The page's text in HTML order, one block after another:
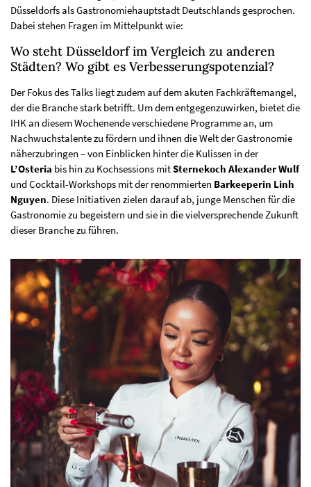
Düsseldorfs als Gastronomiehauptstadt Deutschlands gesprochen.
Dabei stehen Fragen im Mittelpunkt wie:
Wo steht Düsseldorf im Vergleich zu anderen
Städten? Wo gibt es Verbesserungspotenzial?
Der Fokus des Talks liegt zudem auf dem akuten Fachkräftemangel,
der die Branche stark betrifft. Um dem entgegenzuwirken, bietet die
IHK an diesem Wochenende verschiedene Programme an, um
Nachwuchstalente zu fördern und ihnen die Welt der Gastronomie
näherzubringen – von Einblicken hinter die Kulissen in der
L’Osteria bis hin zu Kochsessions mitSternekoch Alexander Wulf
und Cocktail-Workshops mit der renommierten Barkeeperin Linh
Nguyen. Diese Initiativen zielen darauf ab, junge Menschen für die
Gastronomie zu begeistern und sie in die vielversprechende Zukunft
dieser Branche zu führen.